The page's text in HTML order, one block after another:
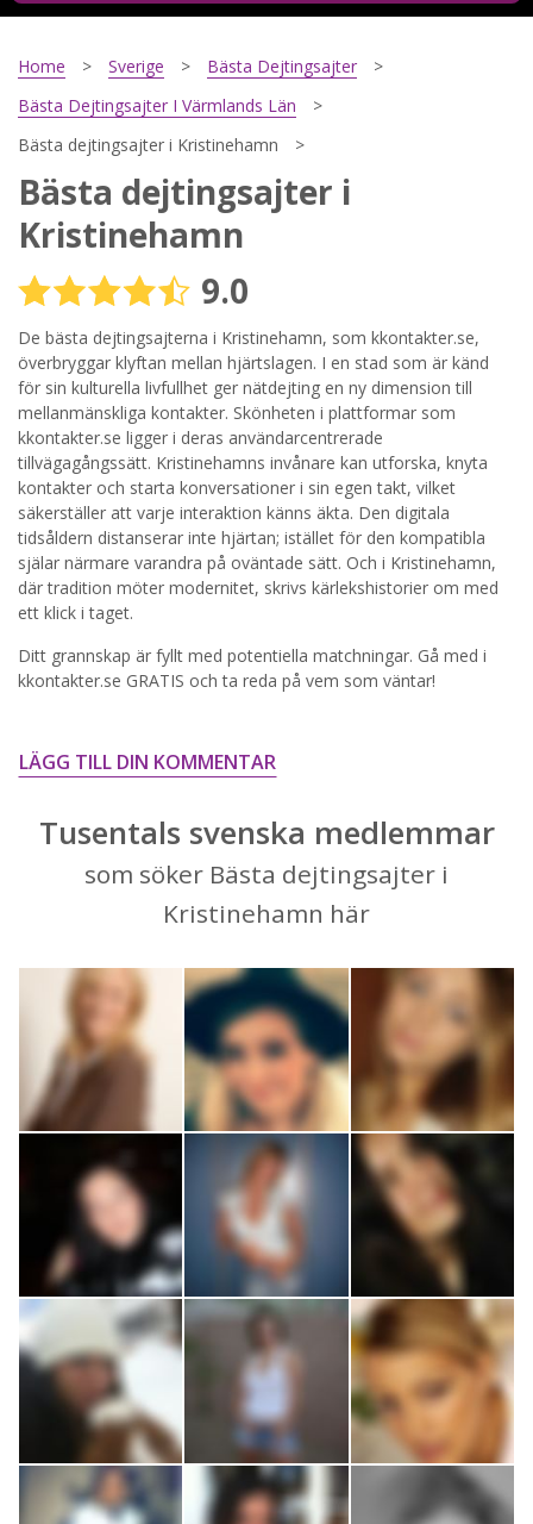
Steg
Din mailadress?
Sekretesspolicyn. Jag godkänner att ta emot information och
reklam via e-post från hemsidans operatörer. Jag kan dra
tillbaka godkännande när jag vill.
STARTA NU!
Home Sverige
Bästa Dejtingsajter
Bästa Dejtingsajter I Värmlands Län
Bästa dejtingsajter i Kristinehamn
Bästa dejtingsajter i
Kristinehamn
9.0
De bästa dejtingsajterna i Kristinehamn, som kkontakter.se,
överbryggar klyftan mellan hjärtslagen. I en stad som är känd
för sin kulturella livfullhet ger nätdejting en ny dimension till
mellanmänskliga kontakter. Skönheten i plattformar som
kkontakter.se ligger i deras användarcentrerade
tillvägagångssätt. Kristinehamns invånare kan utforska, knyta
kontakter och starta konversationer i sin egen takt, vilket
säkerställer att varje interaktion känns äkta. Den digitala
tidsåldern distanserar inte hjärtan; istället för den kompatibla
själar närmare varandra på oväntade sätt. Och i Kristinehamn,
där tradition möter modernitet, skrivs kärlekshistorier om med
ett klick i taget.
Ditt grannskap är fyllt med potentiella matchningar. Gå med i
kkontakter.se GRATIS och ta reda på vem som väntar!
LÄGG TILL DIN KOMMENTAR
Tusentals svenska medlemmar
som söker Bästa dejtingsajter i
Kristinehamn här